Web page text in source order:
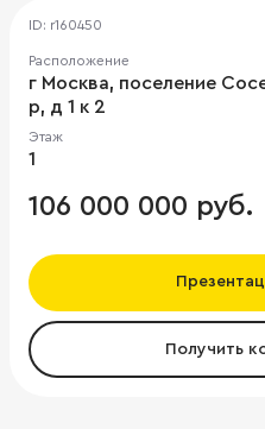
ID: r160450
Расположение
г Москва, поселение
р, д 1 к 2
Этаж
1
106 000 000 руб.
Получить